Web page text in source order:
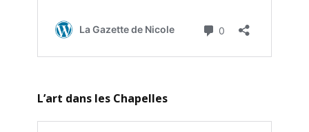
L’art dans les Chapelles